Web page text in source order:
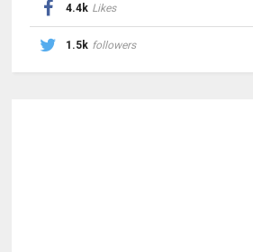
4.4k Likes
1.5k followers